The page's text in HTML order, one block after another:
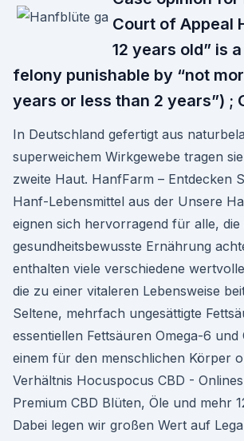
Court of Appeal
12 years old” is
felony punishable by “not
years or less than 2 years”) ;
In Deutschland gefertigt aus
superweichem Wirkgewebe tragen
zweite Haut. HanfFarm – Entdecken
Hanf-Lebensmittel aus der Unsere
eignen sich hervorragend für alle, die
gesundheitsbewusste Ernährung
enthalten viele verschiedene
die zu einer vitaleren Lebensweise
Seltene, mehrfach ungesättigte
essentiellen Fettsäuren Omega-6 und
einem für den menschlichen Körper
Verhältnis Hocuspocus CBD -
Premium CBD Blüten, Öle und mehr
Dabei legen wir großen Wert auf